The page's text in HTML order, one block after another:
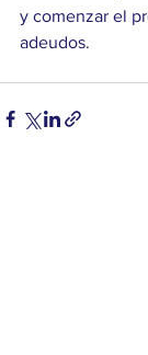
y comenzar el
adeudos.